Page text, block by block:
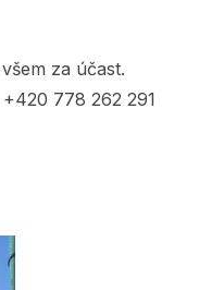
za účast.
778 262 291